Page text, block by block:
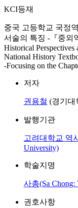
KCI등재
중국 고등학교 국정
서술의 특징 -『중외
Historical Perspectives
National History
-Focusing on the
저자
권용철 (경기대
발행기관
고려대학교 역
University)
학술지명
사총(Sa Chong:
권호사항